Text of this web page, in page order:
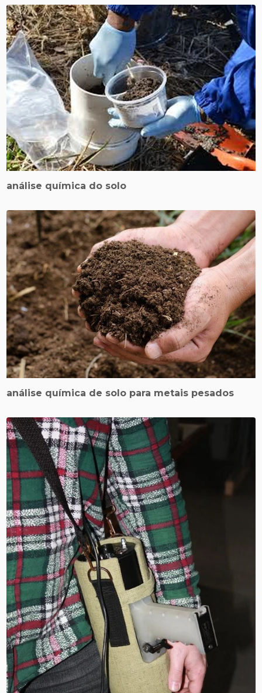
análise química do solo
análise química de solo para metais pesados